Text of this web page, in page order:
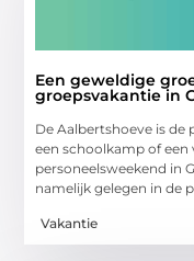
Een geweldige
groepsvakantie in
De Aalbertshoeve is
een schoolkamp of
personeelsweekend in
namelijk gelegen in de
Vakantie